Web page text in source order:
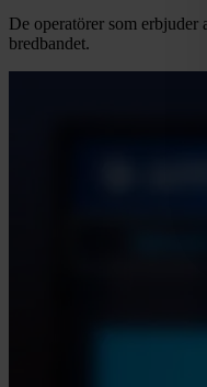
De operatörer som
bredbandet.